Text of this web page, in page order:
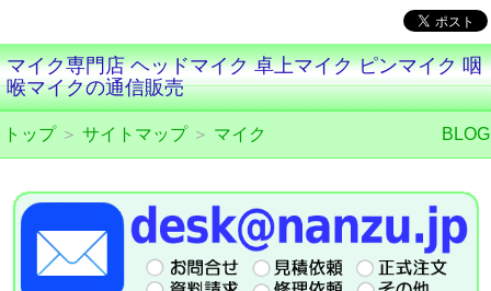
マイク専門店 ヘッドマイク 卓上マイク ピンマイク 咽
喉マイクの通信販売
トップ＞ サイトマップ＞ マイク BLOG